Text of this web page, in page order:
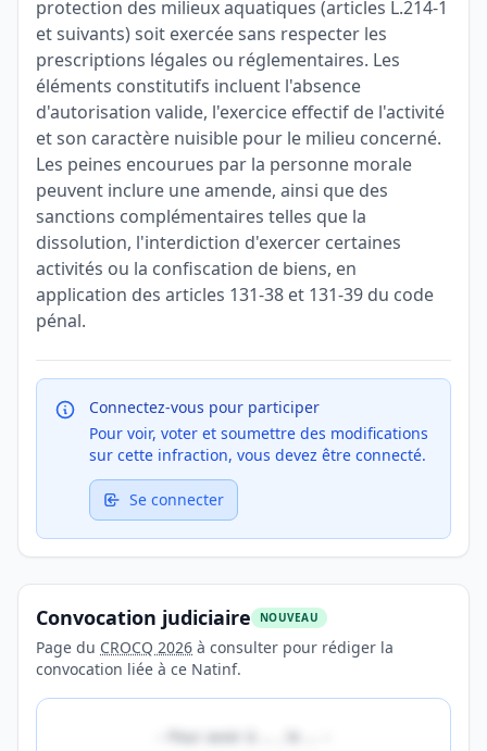
protection des milieux aquatiques (articles L.214-1
et suivants) soit exercée sans respecter les
prescriptions légales ou réglementaires. Les
éléments constitutifs incluent l'absence
d'autorisation valide, l'exercice effectif de l'activité
et son caractère nuisible pour le milieu concerné.
Les peines encourues par la personne morale
peuvent inclure une amende, ainsi que des
sanctions complémentaires telles que la
dissolution, l'interdiction d'exercer certaines
activités ou la confiscation de biens, en
application des articles 131-38 et 131-39 du code
pénal.
Connectez-vous pour participer
Pour voir, voter et soumettre des modifications
sur cette infraction, vous devez être connecté.
Se connecter
Convocation judiciaire NOUVEAU
Page du CROCQ 2026 à consulter pour rédiger la
convocation liée à ce Natinf.
Pour avoir à